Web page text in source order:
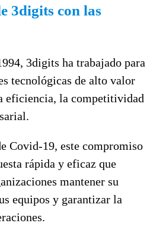
3digits con las
3digits ha trabajado para
tecnológicas de alto valor
eficiencia, la competitividad
Covid-19, este compromiso
rápida y eficaz que
mantener su
equipos y garantizar la